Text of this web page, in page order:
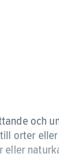
och
orter